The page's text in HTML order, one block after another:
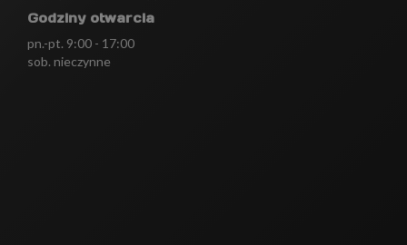
Godziny otwarcia
pn.-pt. 9:00 - 17:00
sob. nieczynne